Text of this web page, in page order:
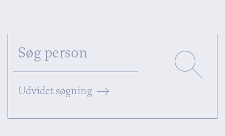
Udvidet søgning